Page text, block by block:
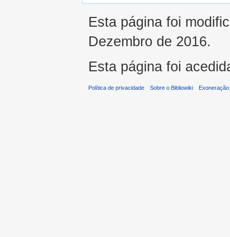
Esta página foi
Dezembro de 2016.
Esta página foi
Política de privacidade Sobre o Bibliowiki